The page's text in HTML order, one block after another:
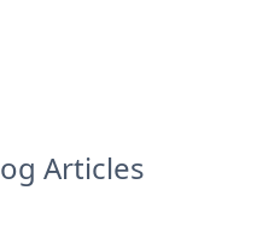
Articles